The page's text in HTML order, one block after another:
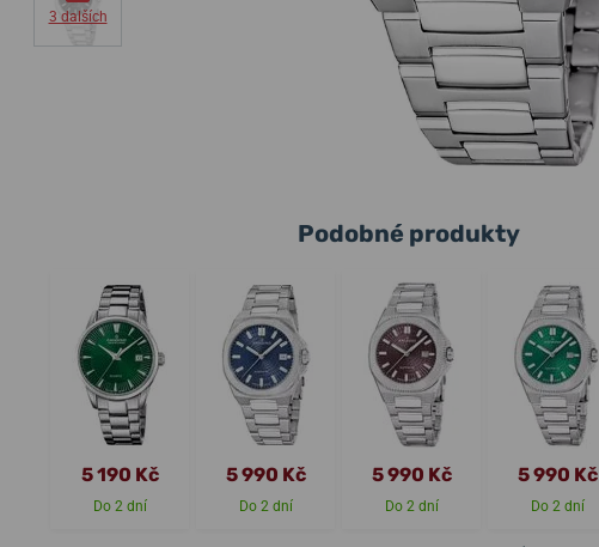
3 dalších
Podobné produkty
5 190 Kč
Do 2 dní
5 990 Kč
Do 2 dní
5 990 Kč
Do 2 dní
5 990 Kč
Do 2 dní